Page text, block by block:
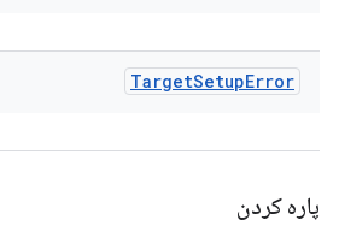
TargetSetupError
پاره کردن